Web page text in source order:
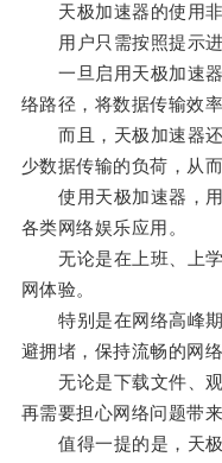
天极加速器的使用非
用户只需按照提示进
一旦启用天极加速器
络路径，将数据传输效
而且，天极加速器还
少数据传输的负荷，从
使用天极加速器，用
各类网络娱乐应用。
无论是在上班、上学
网体验。
特别是在网络高峰期
避拥堵，保持流畅的网络
无论是下载文件、观
再需要担心网络问题带来
值得一提的是，天极